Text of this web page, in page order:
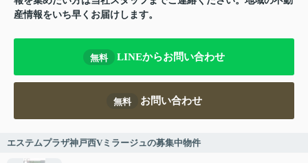
産情報をいち早くお届けします。
無料 LINEからお問い合わせ
無料 お問い合わせ
エステムプラザ神戸西Vミラージュの募集中物件